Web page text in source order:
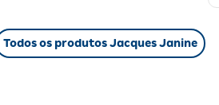
cuidado consciente.
imediatos:promove toque
Todos os produtos Jacques Janine